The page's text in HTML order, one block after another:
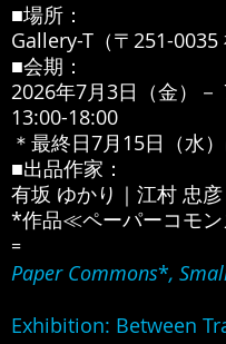
■場所：
Gallery-T （〒251-
■会期：
2026年7月3日（金）
13:00-18:00
＊最終日7月15日（水
■出品作家：
有坂 ゆかり｜江村 忠
*作品≪ペーパーコモ
=
Paper Commons*,
Exhibition: Between